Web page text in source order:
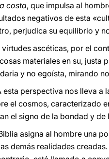
costa, que impulsa al
negativos de esta
perjudica su equilibrio y
virtudes ascéticas, por el
materiales en su, justa
y no egoísta, mirando
esta perspectiva nos lleva a
el cosmos, caracterizado
el signo de la bondad y de
asigna al hombre una
demás realidades